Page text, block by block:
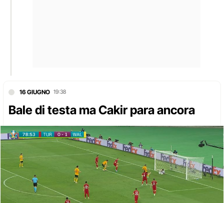
16 GIUGNO 19:38
Bale di testa ma Cakir para ancora